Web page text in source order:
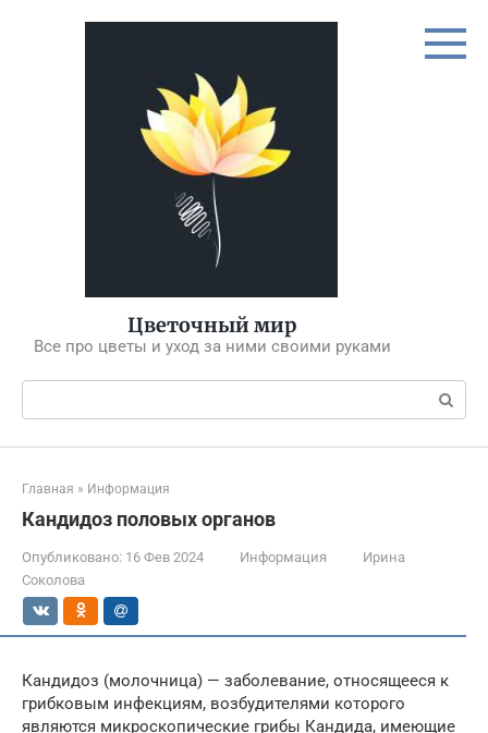
Цветочный мир
Все про цветы и уход за ними своими руками
Поиск:
Главная » Информация
Кандидоз половых органов
Опубликовано: 16 Фев 2024 Информация
Ирина
Соколова
Кандидоз (молочница) — заболевание, относящееся к
грибковым инфекциям, возбудителями которого
являются микроскопические грибы Кандида, имеющие